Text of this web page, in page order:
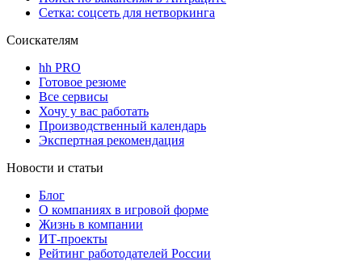
Сетка: соцсеть для нетворкинга
Соискателям
hh PRO
Готовое резюме
Все сервисы
Хочу у вас работать
Производственный календарь
Экспертная рекомендация
Новости и статьи
Блог
О компаниях в игровой форме
Жизнь в компании
ИТ-проекты
Рейтинг работодателей России